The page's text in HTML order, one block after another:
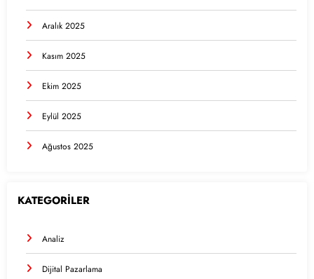
Aralık 2025
Kasım 2025
Ekim 2025
Eylül 2025
Ağustos 2025
KATEGORİLER
Analiz
Dijital Pazarlama